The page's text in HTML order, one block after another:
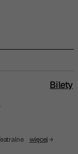
więcej
Bilety